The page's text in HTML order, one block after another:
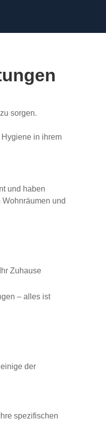
sorgen.
in ihrem
und haben
und
Zuhause
– alles ist
der
spezifischen